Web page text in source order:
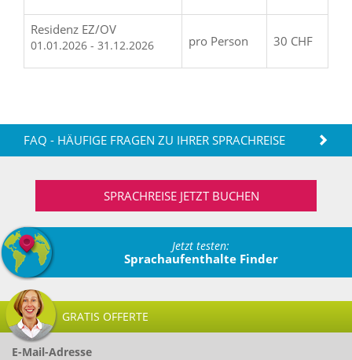
Residenz EZ/OV
01.01.2026 - 31.12.2026 pro Person 30 CHF
FAQ - HÄUFIGE FRAGEN ZU IHRER SPRACHREISE
SPRACHREISE JETZT BUCHEN
Jetzt testen:
Sprachaufenthalte Finder
GRATIS OFFERTE
E-Mail-Adresse